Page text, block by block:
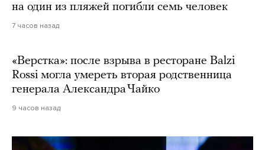
на один из пляжей погибли семь человек
7 часов назад
«Верстка»: после взрыва в ресторане Balzi
Rossi могла умереть вторая родственница
генерала Александра Чайко
9 часов назад